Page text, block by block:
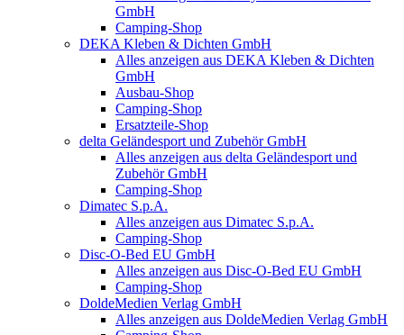
GmbH
Camping-Shop
DEKA Kleben & Dichten GmbH
Alles anzeigen aus DEKA Kleben & Dichten
GmbH
Ausbau-Shop
Camping-Shop
Ersatzteile-Shop
delta Geländesport und Zubehör GmbH
Alles anzeigen aus delta Geländesport und
Zubehör GmbH
Camping-Shop
Dimatec S.p.A.
Alles anzeigen aus Dimatec S.p.A.
Camping-Shop
Disc-O-Bed EU GmbH
Alles anzeigen aus Disc-O-Bed EU GmbH
Camping-Shop
DoldeMedien Verlag GmbH
Alles anzeigen aus DoldeMedien Verlag GmbH